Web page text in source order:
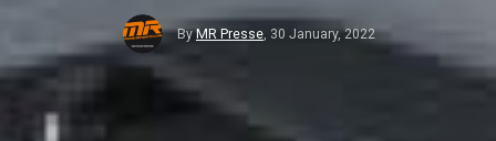
ByMR Presse, 30 January, 2022